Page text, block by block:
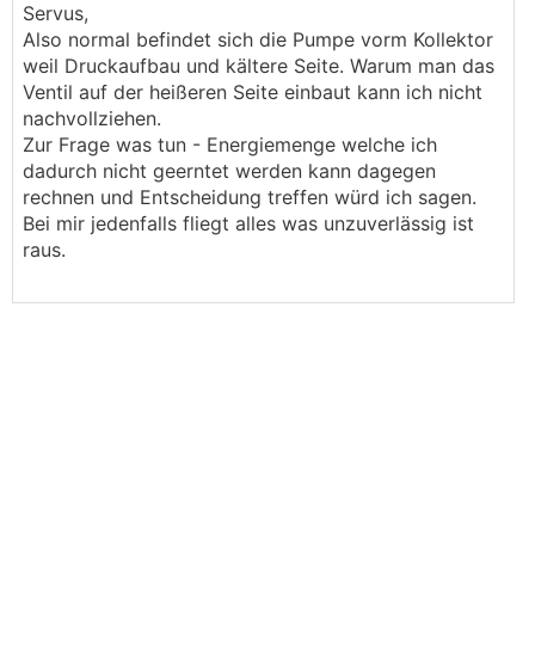
Servus,
Also normal befindet sich die Pumpe vorm Kollektor
weil Druckaufbau und kältere Seite. Warum man das
Ventil auf der heißeren Seite einbaut kann ich nicht
nachvollziehen.
Zur Frage was tun - Energiemenge welche ich
dadurch nicht geerntet werden kann dagegen
rechnen und Entscheidung treffen würd ich sagen.
Bei mir jedenfalls fliegt alles was unzuverlässig ist
raus.